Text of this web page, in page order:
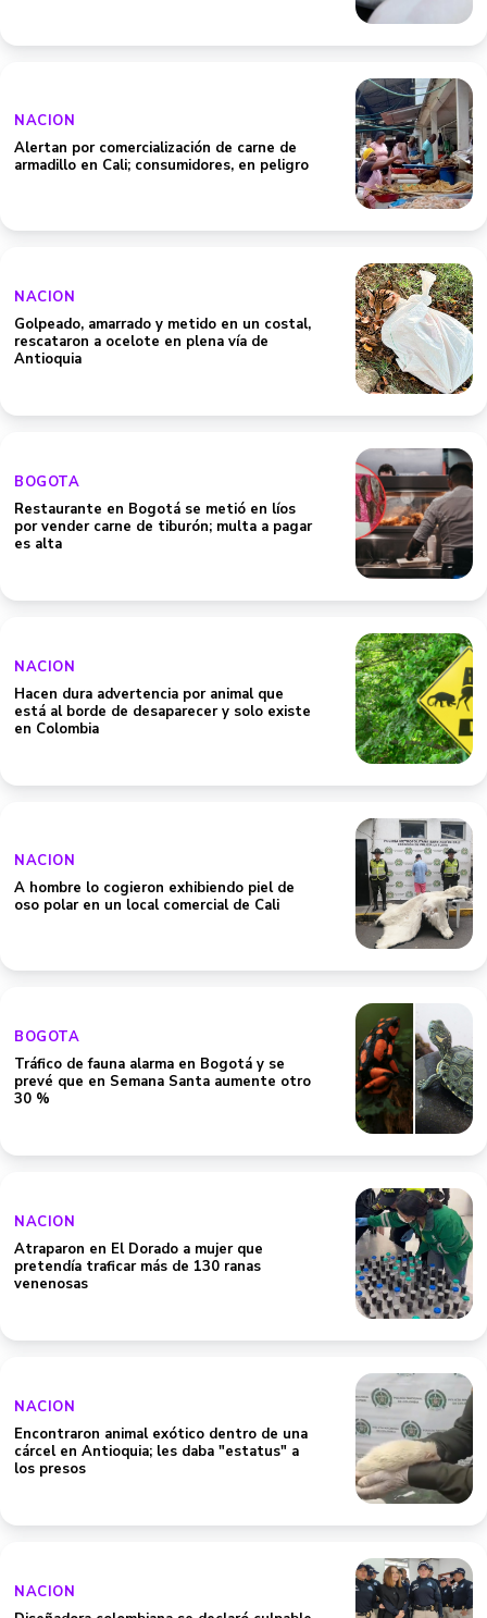
NACION
Alertan por comercialización de carne de
armadillo en Cali; consumidores, en peligro
NACION
Golpeado, amarrado y metido en un costal,
rescataron a ocelote en plena vía de
Antioquia
BOGOTA
Restaurante en Bogotá se metió en líos
por vender carne de tiburón; multa a pagar
es alta
NACION
Hacen dura advertencia por animal que
está al borde de desaparecer y solo existe
en Colombia
NACION
A hombre lo cogieron exhibiendo piel de
oso polar en un local comercial de Cali
BOGOTA
Tráfico de fauna alarma en Bogotá y se
prevé que en Semana Santa aumente otro
30 %
NACION
Atraparon en El Dorado a mujer que
pretendía traficar más de 130 ranas
venenosas
NACION
Encontraron animal exótico dentro de una
cárcel en Antioquia; les daba "estatus" a
los presos
NACION